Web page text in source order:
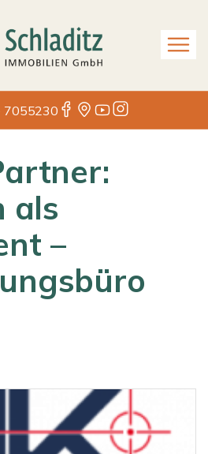
7055230
als
–